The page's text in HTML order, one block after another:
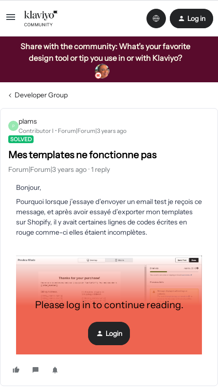
Log in
Share with the community: What’s your favorite
design tool or tip you use in or with Klaviyo?
Developer Group
P
plams
Contributor I Forum|Forum|3 years ago
SOLVED
Mes templates ne fonctionne pas
Forum|Forum|3 years ago 1 reply
Bonjour,
Pourquoi lorsque j’essaye d’envoyer un email test je reçois ce
message, et après avoir essayé d’exporter mon templates
sur Shopify, il y avait certaines lignes de codes écrites en
rouge comme-ci elles étaient incomplètes.
Merci d’avance pour vos réponse !
Please log in to continue reading.
Login